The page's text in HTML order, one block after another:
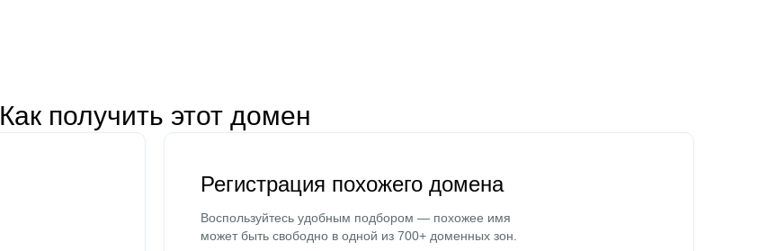
Как получить этот домен
Регистрация похожего домена
Воспользуйтесь удобным подбором — похожее имя
может быть свободно в одной из 700+ доменных зон.